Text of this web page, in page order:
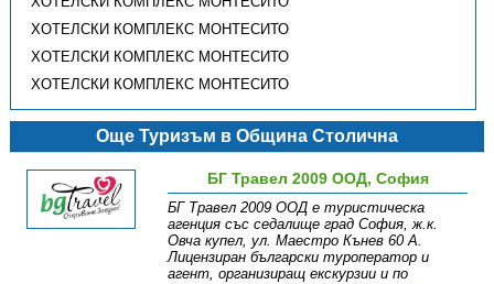
ХОТЕЛСКИ КОМПЛЕКС МОНТЕСИТО
ХОТЕЛСКИ КОМПЛЕКС МОНТЕСИТО
ХОТЕЛСКИ КОМПЛЕКС МОНТЕСИТО
Още Туризъм в Община Столична
БГ Травел 2009 ООД, София
БГ Травел 2009 ООД е туристическа
агенция със седалище град София, ж.к.
Овча купел, ул. Маестро Кънев 60 А.
Лицензиран български туроператор и
агент, организиращ екскурзии и по